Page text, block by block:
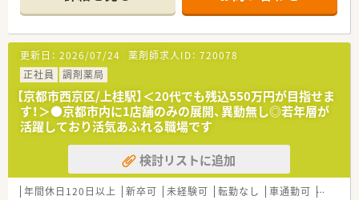
り、通勤しやすい立地の調剤薬局です
■近隣のクリニックから皮膚科の処方箋を広域から集めており、
1日あたり80枚から100枚を受け持ちます
■現在は在宅業務の対応を行っていないため、店舗内での調剤や
監査および服薬指導の業務に集中できます
【こんな方が活躍中】
■30代の男性管理薬剤師様が店舗を引っ張っており、若手から
中堅層のスタッフが中心となり活躍中です
■ほかに30代の薬剤師様も在籍しており、年齢層が近いことか
らお互いに相談しやすい環境が整っています
■子育てやプライベートと両立させながら、時間を有効に活用し
て効率よく業務を進める方が在籍しています
更新日： 2026/07/24 薬剤師求人ID： 720078
正社員
調剤薬局
【京都市西京区/上桂駅】＜20代でも残込550万円が目指せま
す！＞●京都市内に1店舗のみの展開、異動無し◎若年層が
活躍しており活気あふれる職場です
検討リストに追加
年間休日120日以上 新卒可 未経験可 転勤なし 車通勤可 高給与